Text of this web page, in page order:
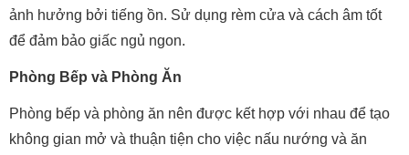
ảnh hưởng bởi tiếng ồn. Sử dụng rèm cửa và cách âm tốt
để đảm bảo giấc ngủ ngon.
Phòng Bếp và Phòng Ăn
Phòng bếp và phòng ăn nên được kết hợp với nhau để tạo
không gian mở và thuận tiện cho việc nấu nướng và ăn